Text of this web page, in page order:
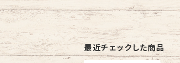
最近チェックした商品